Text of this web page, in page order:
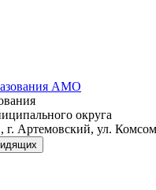
округа
г. Артемовский, ул.